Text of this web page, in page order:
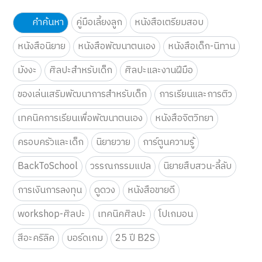
คำค้นหา คู่มือเลี้ยงลูก
หนังสือเตรียมสอบ
หนังสือนิยาย
หนังสือพัฒนาตนเอง
หนังสือเด็ก-นิทาน
มังงะ
ศิลปะสำหรับเด็ก
ศิลปะและงานฝีมือ
ของเล่นเสริมพัฒนาการสำหรับเด็ก
การเรียนและการติว
เทคนิคการเรียนเพื่อพัฒนาตนเอง
หนังสือจิตวิทยา
ครอบครัวและเด็ก
นิยายวาย
การ์ตูนความรู้
BackToSchool
วรรณกรรมแปล
นิยายสืบสวน-ลี้ลับ
การเงินการลงทุน
ดูดวง
หนังสือขายดี
workshop-ศิลปะ
เทคนิคศิลปะ
โปเกมอน
สีอะคริลิค
บอร์ดเกม 25 ปี B2S